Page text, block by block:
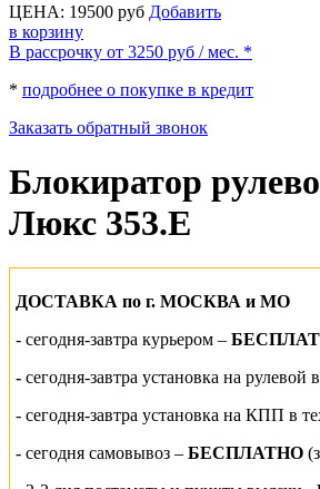
ЦЕНА: 19500 руб Добавить
в корзину
В рассрочку от 3250 руб / мес. *
* подробнее о покупке в кредит
Заказать обратный звонок
Блокиратор
Люкс 353.E
ДОСТАВКА по г. МОСКВА и МО
- сегодня-завтра курьером –
- сегодня-завтра установка на рулевой
- сегодня-завтра установка на КПП в
- сегодня самовывоз – БЕСПЛАТНО